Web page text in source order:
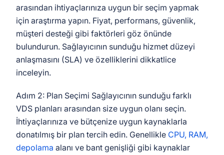
arasından ihtiyaçlarınıza uygun bir seçim yapmak
için araştırma yapın. Fiyat, performans, güvenlik,
müşteri desteği gibi faktörleri göz önünde
bulundurun. Sağlayıcının sunduğu hizmet düzeyi
anlaşmasını (SLA) ve özelliklerini dikkatlice
inceleyin.
Adım 2: Plan Seçimi Sağlayıcının sunduğu farklı
VDS planları arasından size uygun olanı seçin.
İhtiyaçlarınıza ve bütçenize uygun kaynaklarla
donatılmış bir plan tercih edin. Genellikle CPU, RAM,
depolama alanı ve bant genişliği gibi kaynaklar